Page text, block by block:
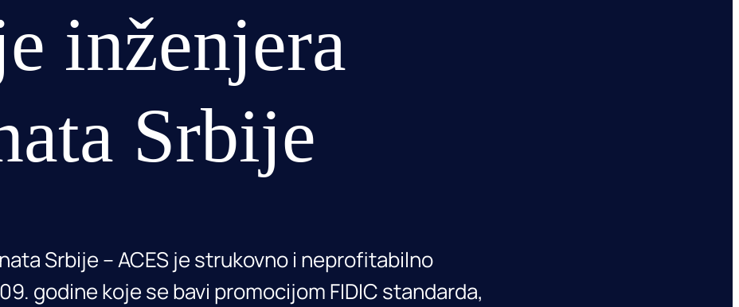
inženjera
Srbije
Srbije – ACES je strukovno i neprofitabilno
godine koje se bavi promocijom FIDIC standarda,